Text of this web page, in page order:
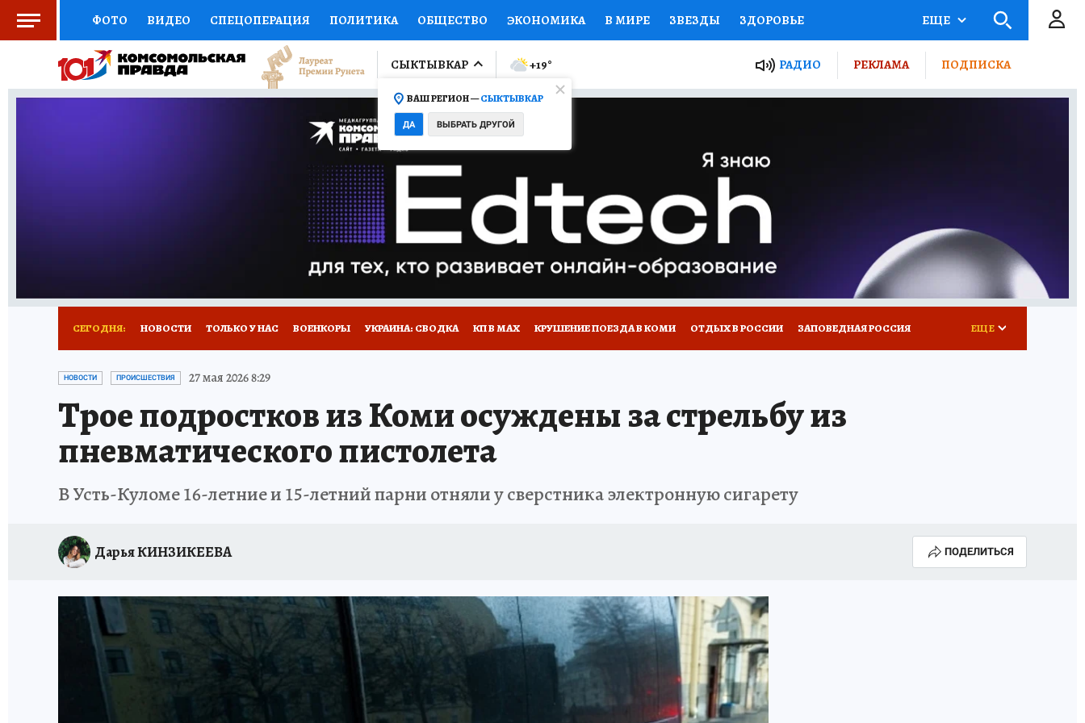
ФОТО ВИДЕО СПЕЦОПЕРАЦИЯ ПОЛИТИКА ОБЩЕСТВО ЭКОНОМИКА В МИРЕ ЗВЕЗДЫ ЗДОРОВЬЕ
СОЦПОДДЕРЖКА НАУКА СПОРТ КОЛУМНИСТЫ ПРОИСШЕСТВИЯ НАЦИОНАЛЬНЫЕ ПРОЕКТЫ РОССИИ
ВЫБОР ЭКСПЕРТОВ ДОКТОР ФИНАНСЫ ОТКРЫВАЕМ МИР Я ЗНАЮ СЕМЬЯ ЖЕНСКИЕ СЕКРЕТЫ ПУТЕВОДИТЕЛЬ
ПРОГНОЗЫ НА СПОРТ ПРОМОКОДЫ СЕРИАЛЫ
ТЕЛЕВИЗОР КОЛЛЕКЦИИ КОНКУРСЫ ГИД ПОТРЕБИТЕЛЯ
НОВОЕ НА САЙТЕ
ЕЩЕ
СЫКТЫВКАР
ВАШ РЕГИОН —СЫКТЫВКАР
ДА ВЫБРАТЬ ДРУГОЙ
+19° РАДИО РЕКЛАМА ПОДПИСКА
СЕГОДНЯ: НОВОСТИ ТОЛЬКО У НАС ВОЕНКОРЫ УКРАИНА: СВОДКА КП В МАХ КРУШЕНИЕ ПОЕЗДА В КОМИ ОТДЫХ В РОССИИ ЗАПОВЕДНАЯ РОССИЯ
ПРОИСШЕСТВИЯ АФИША
ЕЩЕ
НОВОСТИ ПРОИСШЕСТВИЯ 27 мая 2026 8:29
Трое подростков из Коми осуждены за стрельбу из
пневматического пистолета
В Усть-Куломе 16-летние и 15-летний парни отняли у сверстника электронную сигарету
Дарья КИНЗИКЕЕВА ПОДЕЛИТЬСЯ